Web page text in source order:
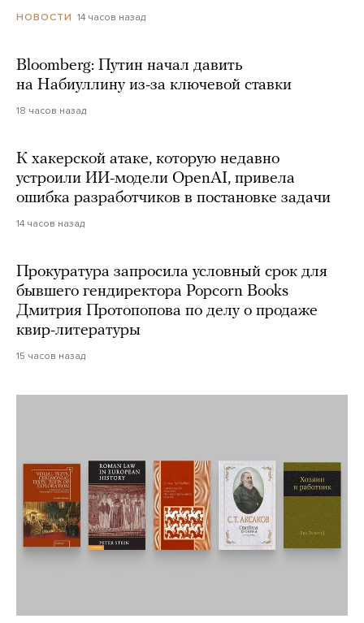
НОВОСТИ 14 часов назад
Bloomberg: Путин начал давить
на Набиуллину из-за ключевой ставки
18 часов назад
К хакерской атаке, которую недавно
устроили ИИ-модели OpenAI, привела
ошибка разработчиков в постановке задачи
14 часов назад
Прокуратура запросила условный срок для
бывшего гендиректора Popcorn Books
Дмитрия Протопопова по делу о продаже
квир-литературы
15 часов назад